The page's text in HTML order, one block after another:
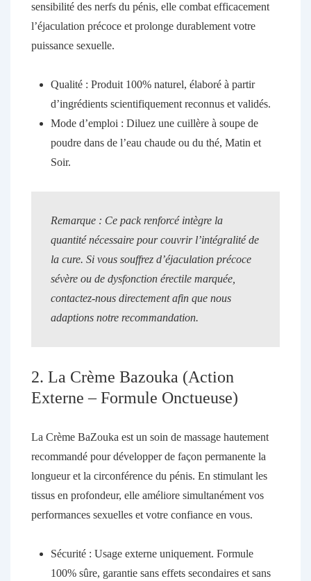
sensibilité des nerfs du pénis, elle combat efficacement
l’éjaculation précoce et prolonge durablement votre
puissance sexuelle.
Qualité : Produit 100% naturel, élaboré à partir
d’ingrédients scientifiquement reconnus et validés.
Mode d’emploi : Diluez une cuillère à soupe de
poudre dans de l’eau chaude ou du thé, Matin et
Soir.
Remarque : Ce pack renforcé intègre la
quantité nécessaire pour couvrir l’intégralité de
la cure. Si vous souffrez d’éjaculation précoce
sévère ou de dysfonction érectile marquée,
contactez-nous directement afin que nous
adaptions notre recommandation.
2. La Crème Bazouka (Action
Externe – Formule Onctueuse)
La Crème BaZouka est un soin de massage hautement
recommandé pour développer de façon permanente la
longueur et la circonférence du pénis. En stimulant les
tissus en profondeur, elle améliore simultanément vos
performances sexuelles et votre confiance en vous.
Sécurité : Usage externe uniquement. Formule
100% sûre, garantie sans effets secondaires et sans